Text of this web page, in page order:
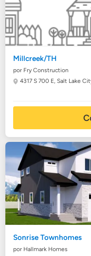
Millcreek/TH
por Fry Construction
4317 S 700 E,Salt Lake
Sonrise Townhomes
por Hallmark Homes